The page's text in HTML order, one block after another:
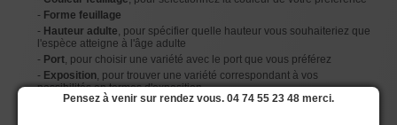
- Forme feuillage
- Hauteur adulte, pour spécifier quelle hauteur vous souhaiteriez que
l'espèce atteigne à l'âge adulte
- Port, pour choisir une variété avec le port que vous préférez
- Exposition, pour trouver une variété correspondant à vos
possibilités en termes d'exposition
Taille de pot , pour obtenir une variété dans le litrage de pot désiré
Pensez à venir sur rendez vous. 04 74 55 23 48 merci.